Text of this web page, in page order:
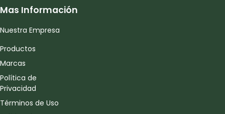
Mas Información
Nuestra Empresa
Productos
Marcas
Política de
Privacidad
Términos de Uso